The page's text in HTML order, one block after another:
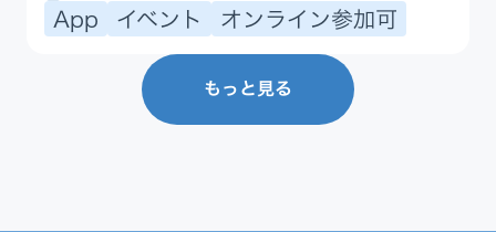
App イベント オンライン参加可
もっと見る